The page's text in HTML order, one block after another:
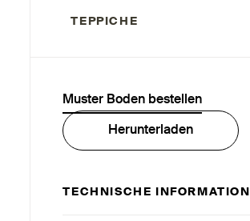
TEPPICHE
Muster Boden bestellen
Herunterladen
TECHNISCHE